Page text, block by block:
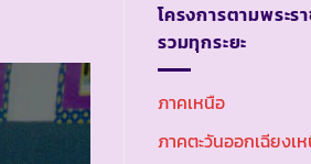
โครงการตามพระ
รวมทุกระยะ
ภาคเหนือ
ภาคตะวันออกเฉียงเ